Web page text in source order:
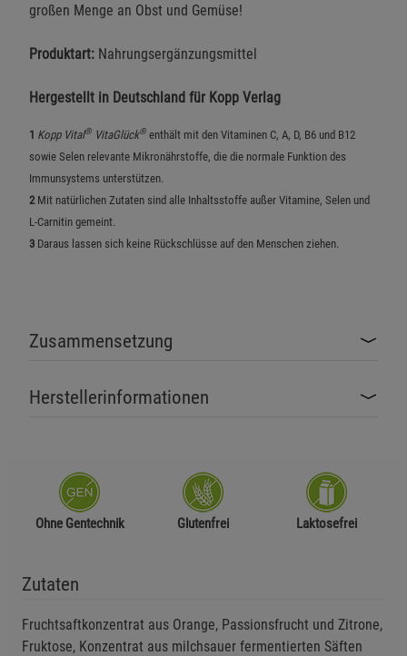
großen Menge an Obst und Gemüse!
Produktart: Nahrungsergänzungsmittel
Hergestellt in Deutschland für Kopp Verlag
1 Kopp Vital® VitaGlück® enthält mit den Vitaminen C, A, D, B6 und B12
sowie Selen relevante Mikronährstoffe, die die normale Funktion des
Immunsystems unterstützen.
2 Mit natürlichen Zutaten sind alle Inhaltsstoffe außer Vitamine, Selen und
L-Carnitin gemeint.
3 Daraus lassen sich keine Rückschlüsse auf den Menschen ziehen.
Zusammensetzung
Herstellerinformationen
Ohne Gentechnik Glutenfrei Laktosefrei
Zutaten
Fruchtsaftkonzentrat aus Orange, Passionsfrucht und Zitrone,
Fruktose, Konzentrat aus milchsauer fermentierten Säften